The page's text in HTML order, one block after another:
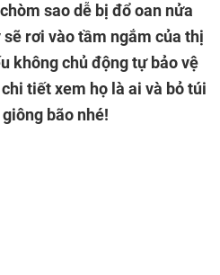
sao dễ bị đổ oan nửa
rơi vào tầm ngắm của thị
không chủ động tự bảo vệ
tiết xem họ là ai và bỏ túi
bão nhé!